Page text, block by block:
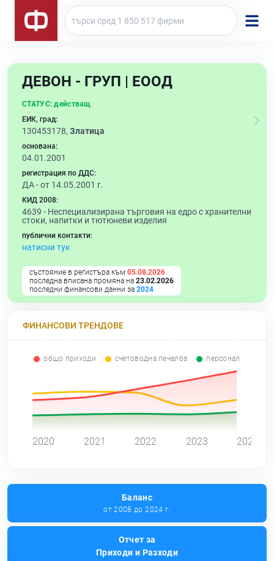
ДЕВОН - ГРУП | ЕООД
СТАТУС: действащ
ЕИК, град:
130453178, Златица
основана:
04.01.2001
регистрация по ДДС:
ДА - от 14.05.2001 г.
КИД 2008:
4639 - Неспециализирана търговия на едро с хранителни
стоки, напитки и тютюневи изделия
публични контакти:
натисни тук
състояние в регистъра към 05.08.2026
последна вписана промяна на 23.02.2026
последни финансови данни за 2024
ФИНАНСОВИ ТРЕНДОВЕ
общо приходи счетоводна печалба персонал
2020 2021 2022 2023 2024
Баланс
от 2008 до 2024 г.
Отчет за
Приходи и Разходи